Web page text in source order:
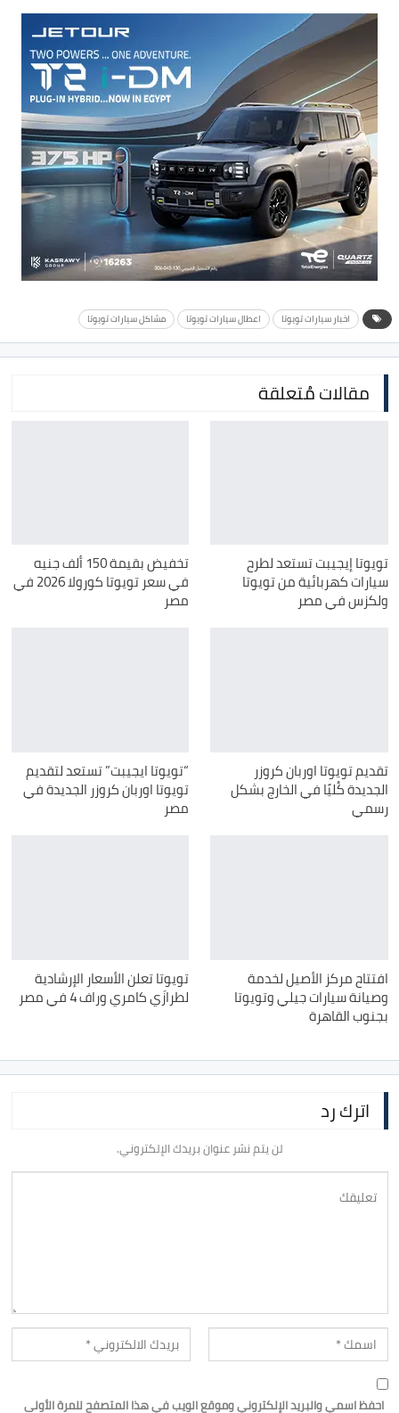
اخبار سيارات تويوتا اعطال سيارات تويوتا مشاكل سيارات تويوتا
مقالات مُتعلقة
تويوتا إيجيبت تستعد لطرح
سيارات كهربائية من تويوتا
ولكزس في مصر
تخفيض بقيمة 150 ألف جنيه
في سعر تويوتا كورولا 2026 في
مصر
تقديم تويوتا اوربان كروزر
الجديدة كُليًا في الخارج بشكل
رسمي
“تويوتا ايجيبت” تستعد لتقديم
تويوتا اوربان كروزر الجديدة في
مصر
افتتاح مركز الأصيل لخدمة
وصيانة سيارات جيلي وتويوتا
بجنوب القاهرة
تويوتا تعلن الأسعار الإرشادية
لطرازَي كامري وراف 4 في مصر
اترك رد
لن يتم نشر عنوان بريدك الإلكتروني.
احفظ اسمي والبريد الإلكتروني وموقع الويب في هذا المتصفح للمرة الأولى